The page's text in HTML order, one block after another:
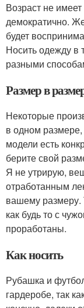
Возраст не
демократично.
будет
Носить одежду в
разными
Размер в
Некоторые
в одном размере,
модели есть
берите свой
Я не утрирую,
отработанным
вашему размеру.
как будь то с
проработаны.
Как носить
Рубашка и
гардеробе, так